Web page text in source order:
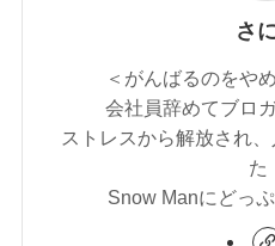
さ
＜がんばるのをや
会社員辞めてブロ
ストレスから解放され
た
Snow Manにどっ